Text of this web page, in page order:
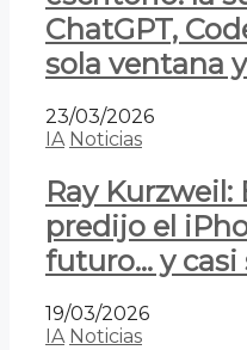
ChatGPT,
sola ventana
23/03/2026
IA Noticias
Ray
predijo el
futuro… y casi
19/03/2026
IA Noticias